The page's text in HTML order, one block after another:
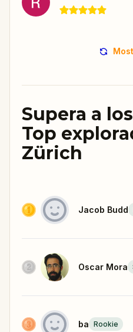
Supera a
Top
Zürich
Jacob Budd
Oscar Mora
ba Rookie